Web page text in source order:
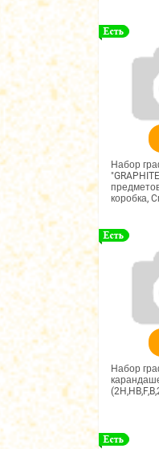
Набор
коробка,
Набор